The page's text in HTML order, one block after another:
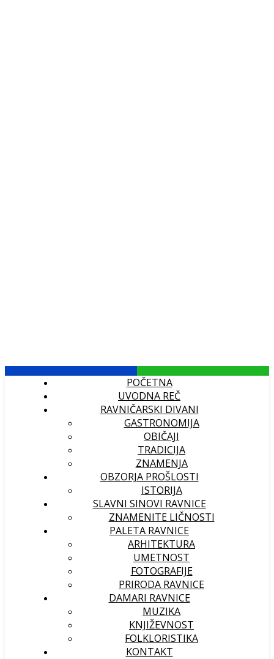
POČETNA
UVODNA REČ
RAVNIČARSKI DIVANI
GASTRONOMIJA
OBIČAJI
TRADICIJA
ZNAMENJA
OBZORJA PROŠLOSTI
ISTORIJA
SLAVNI SINOVI RAVNICE
ZNAMENITE LIČNOSTI
PALETA RAVNICE
ARHITEKTURA
UMETNOST
FOTOGRAFIJE
PRIRODA RAVNICE
DAMARI RAVNICE
MUZIKA
KNJIŽEVNOST
FOLKLORISTIKA
KONTAKT